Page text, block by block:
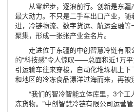
从零起步，逐浪前行。创新是东
最大动力。不只是二手车出口产业，随
进，冷链物流、数字货运、航运金融等
聚集，形成一张张产业金名片。
走进位于东疆的中创智慧冷链有
的“科技感”令人惊叹——总面积近1万
引运输车往来穿梭，自动化堆垛机上
和地区的冷冻食品漂洋过海而来，再被
“我们的智冷智能立体库里，3个
冻货物。”中创智慧冷链有限公司运营管